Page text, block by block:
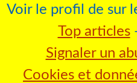
Voir le profil de sur
Top articles
Signaler un
Cookies et